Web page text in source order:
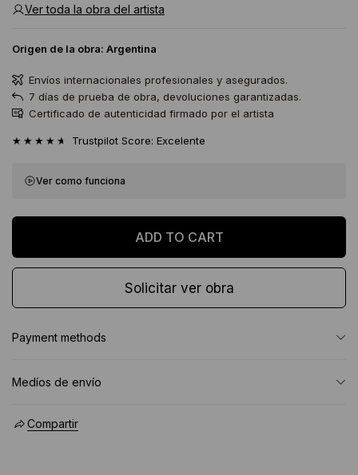
Ver toda la obra del artista
Origen de la obra: Argentina
Envíos internacionales profesionales y asegurados.
7 días de prueba de obra, devoluciones garantizadas.
Certificado de autenticidad firmado por el artista
★★★★★ Trustpilot Score: Excelente
Ver como funciona
Solicitar ver obra
Payment methods
Medíos de envío
Compartir